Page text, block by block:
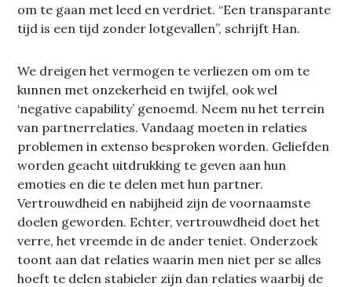
om te gaan met leed en verdriet. “Een transparante
tijd is een tijd zonder lotgevallen”, schrijft Han.
We dreigen het vermogen te verliezen om om te
kunnen met onzekerheid en twijfel, ook wel
‘negative capability’ genoemd. Neem nu het terrein
van partnerrelaties. Vandaag moeten in relaties
problemen in extenso besproken worden. Geliefden
worden geacht uitdrukking te geven aan hun
emoties en die te delen met hun partner.
Vertrouwdheid en nabijheid zijn de voornaamste
doelen geworden. Echter, vertrouwdheid doet het
verre, het vreemde in de ander teniet. Onderzoek
toont aan dat relaties waarin men niet per se alles
hoeft te delen stabieler zijn dan relaties waarbij de